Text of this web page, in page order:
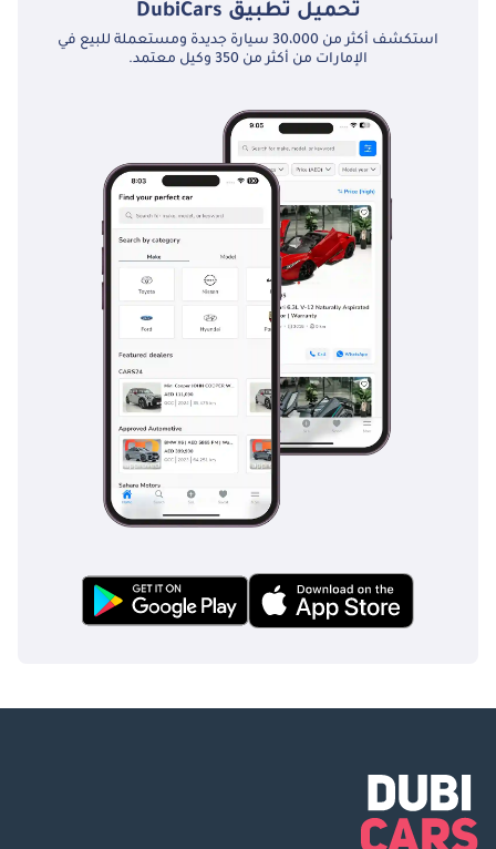
تحميل تطبيق DubiCars
استكشف أكثر من 30،000 سيارة جديدة ومستعملة للبيع في
الإمارات من أكثر من 350 وكيل معتمد.